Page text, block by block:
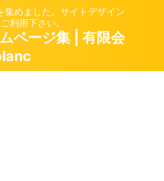
集めました。サイトデザイン
利用下さい。
ページ集 | 有限会